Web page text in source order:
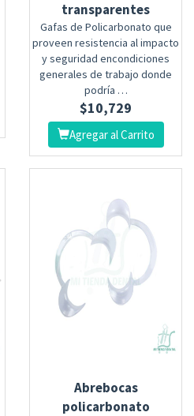
transparentes
Gafas de Policarbonato que
proveen resistencia al impacto
y seguridad encondiciones
generales de trabajo donde
podría …
$10,729
Agregar al Carrito
Abrebocas
policarbonato